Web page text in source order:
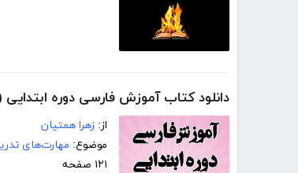
دانلود کتاب آموزش فارسی دوره ابتدایی
از: زهرا همتیان
موضوع: مهارت‌های
۱۲۱ صفحه